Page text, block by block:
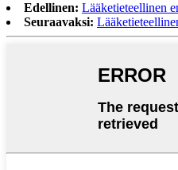
Edellinen: Lääketieteellinen
Seuraavaksi: